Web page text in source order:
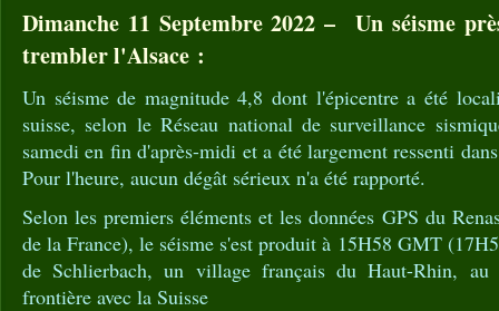
Dimanche 11 Septembre 2022 – Un séisme
trembler l'Alsace :
Un séisme de magnitude 4,8 dont l'épicentre a été
suisse, selon le Réseau national de surveillance
samedi en fin d'après-midi et a été largement ressenti
Pour l'heure, aucun dégât sérieux n'a été rapporté.
Selon les premiers éléments et les données GPS du
de la France), le séisme s'est produit à 15H58 GMT
de Schlierbach, un village français du Haut-Rhin,
frontière avec la Suisse